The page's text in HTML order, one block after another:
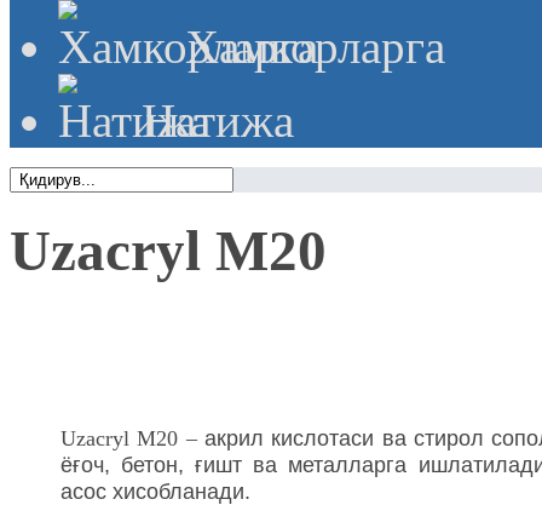
Хамкорларга
Натижа
Uzacryl M20
Uzacryl M20 – акрил кислотаси ва стирол
ёғоч, бетон, ғишт ва металларга
асос хисобланади.